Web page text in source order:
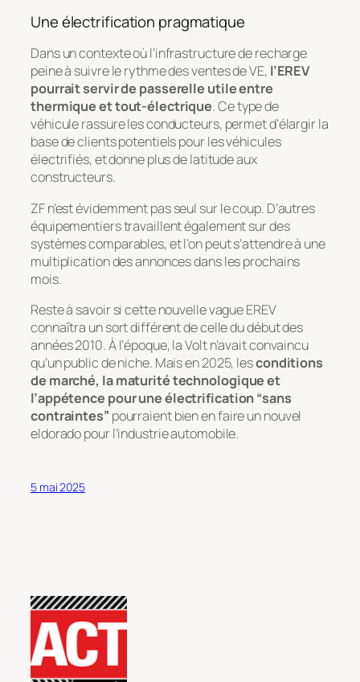
Une électrification pragmatique
Dans un contexte où l’infrastructure de recharge
peine à suivre le rythme des ventes de VE, l’EREV
pourrait servir de passerelle utile entre
thermique et tout-électrique. Ce type de
véhicule rassure les conducteurs, permet d’élargir la
base de clients potentiels pour les véhicules
électrifiés, et donne plus de latitude aux
constructeurs.
ZF n’est évidemment pas seul sur le coup. D’autres
équipementiers travaillent également sur des
systèmes comparables, et l’on peut s’attendre à une
multiplication des annonces dans les prochains
mois.
Reste à savoir si cette nouvelle vague EREV
connaîtra un sort différent de celle du début des
années 2010. À l’époque, la Volt n’avait convaincu
qu’un public de niche. Mais en 2025, lesconditions
de marché, la maturité technologique et
l’appétence pour une électrification “sans
contraintes” pourraient bien en faire un nouvel
eldorado pour l’industrie automobile.
5 mai 2025